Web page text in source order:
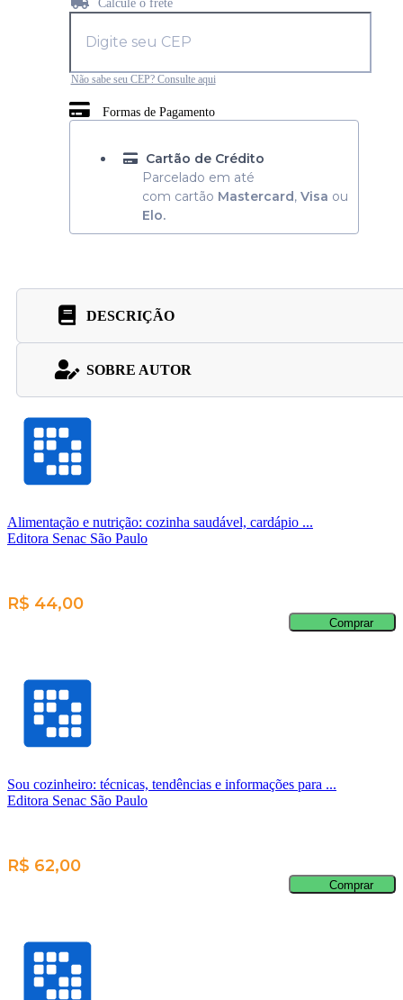
Calcule o frete
Não sabe seu CEP? Consulte aqui
Formas de Pagamento
Cartão de Crédito
Parcelado em até
com cartão Mastercard, Visa ou
Elo.
DESCRIÇÃO
SOBRE AUTOR
Alimentação e nutrição: cozinha saudável, cardápio ...
Editora Senac São Paulo
R$ 44,00
Comprar
Sou cozinheiro: técnicas, tendências e informações para ...
Editora Senac São Paulo
R$ 62,00
Comprar